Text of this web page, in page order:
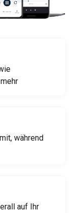
während
auf Ihr